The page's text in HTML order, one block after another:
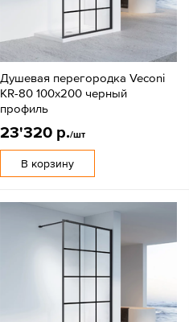
Душевая перегородка Veconi
KR-80 100х200 черный
профиль
23'320 р./шт
В корзину